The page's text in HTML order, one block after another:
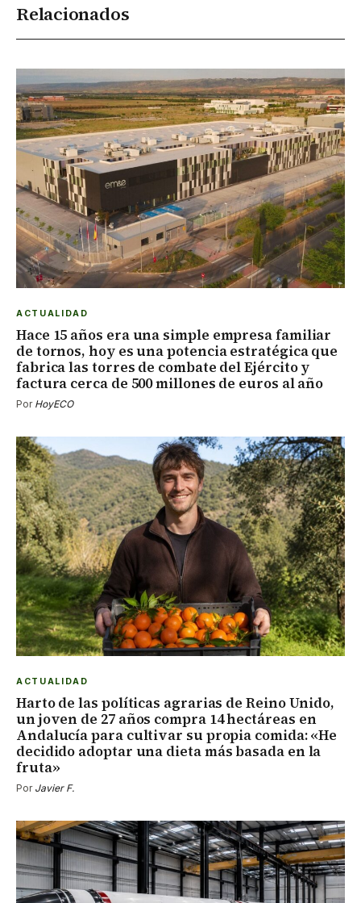
Relacionados
ACTUALIDAD
Hace 15 años era una simple empresa familiar
de tornos, hoy es una potencia estratégica que
fabrica las torres de combate del Ejército y
factura cerca de 500 millones de euros al año
Por HoyECO
ACTUALIDAD
Harto de las políticas agrarias de Reino Unido,
un joven de 27 años compra 14 hectáreas en
Andalucía para cultivar su propia comida: «He
decidido adoptar una dieta más basada en la
fruta»
Por Javier F.